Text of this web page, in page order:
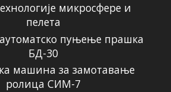
микросфере и
пелета
пуњење прашка
БД-30
машина за замотавање
ролица СИМ-7